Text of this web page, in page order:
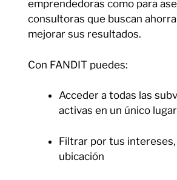
emprendedoras como para
consultoras que buscan
mejorar sus resultados.
Con FANDIT puedes:
Acceder a todas las
activas en un único lugar
Filtrar por tus
ubicación